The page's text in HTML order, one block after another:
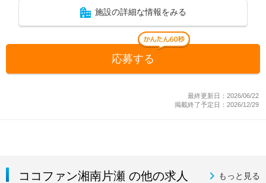
施設の詳細な情報をみる
応募する
最終更新日：2026/06/22
掲載終了予定日：2026/12/29
ココファン湘南片瀬 の他の求人 もっと見る